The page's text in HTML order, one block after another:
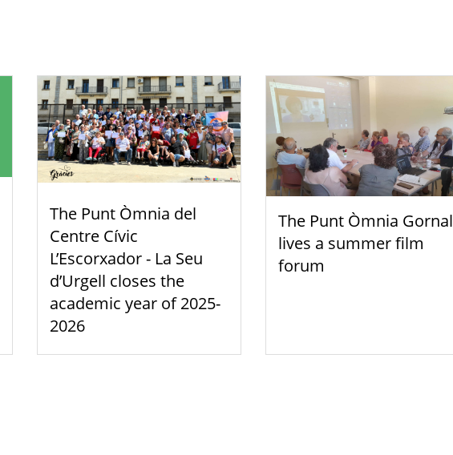
The Punt Òmnia del
Centre Cívic
L’Escorxador - La Seu
d’Urgell closes the
academic year of 2025-
2026
The Punt Òmnia Gornal
lives a summer film
forum